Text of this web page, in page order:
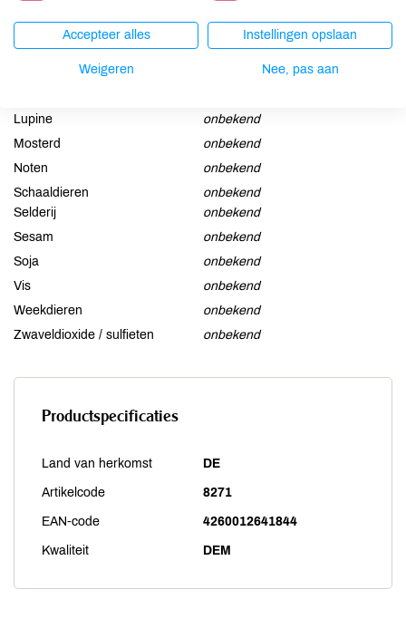
Aardnoten
onbekend
Ei
onbekend
Lupine
onbekend
Mosterd
onbekend
Noten
onbekend
Schaaldieren
onbekend
Selderij
onbekend
Sesam
onbekend
Soja
onbekend
Vis
onbekend
Weekdieren
onbekend
Zwaveldioxide / sulfieten
onbekend
Productspecificaties
Land van herkomst DE
Artikelcode 8271
EAN-code 4260012641844
Kwaliteit DEM
Accepteer alles Instellingen opslaan
Weigeren Nee, pas aan